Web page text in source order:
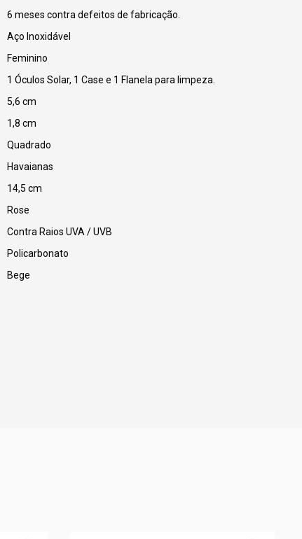
6 meses contra defeitos de fabricação.
Aço Inoxidável
Feminino
1 Óculos Solar, 1 Case e 1 Flanela para limpeza.
5,6 cm
1,8 cm
Quadrado
Havaianas
14,5 cm
Rose
Contra Raios UVA / UVB
Policarbonato
Bege